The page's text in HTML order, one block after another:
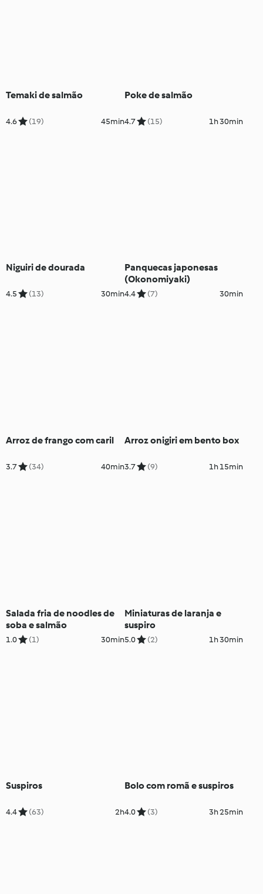
Temaki de salmão
4.6 (19) 45min
Poke de salmão
4.7 (15) 1h 30min
Niguiri de dourada
4.5 (13) 30min
Panquecas japonesas
(Okonomiyaki)
4.4 (7) 30min
Arroz de frango com caril
3.7 (34) 40min
Arroz onigiri em bento box
3.7 (9) 1h 15min
Salada fria de noodles de
soba e salmão
1.0 (1) 30min
Miniaturas de laranja e
suspiro
5.0 (2) 1h 30min
Suspiros
4.4 (63) 2h
Bolo com romã e suspiros
4.0 (3) 3h 25min